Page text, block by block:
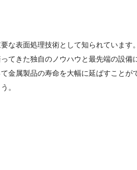
な表面処理技術として知られています。
てきた独自のノウハウと最先端の設備
金属製品の寿命を大幅に延ばすことが
。